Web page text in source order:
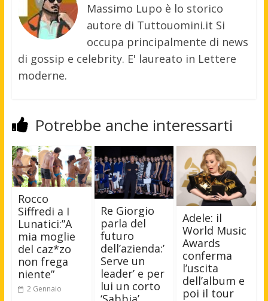
Massimo Lupo è lo storico
autore di Tuttouomini.it Si
occupa principalmente di news
di gossip e celebrity. E' laureato in Lettere
moderne.
Potrebbe anche interessarti
Rocco
Siffredi a I
Lunatici:”A
mia moglie
del caz*zo
non frega
niente”
2 Gennaio
Re Giorgio
parla del
futuro
dell’azienda:’
Serve un
leader’ e per
lui un corto
Adele: il
World Music
Awards
conferma
l’uscita
dell’album e
poi il tour